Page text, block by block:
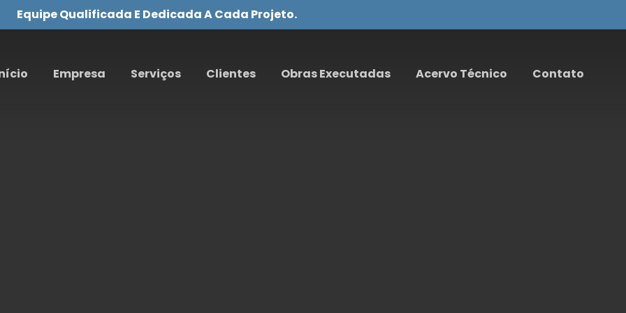
Equipe Qualificada E Dedicada A Cada Projeto.
Empresa Serviços Clientes Obras Executadas Acervo Técnico Contato